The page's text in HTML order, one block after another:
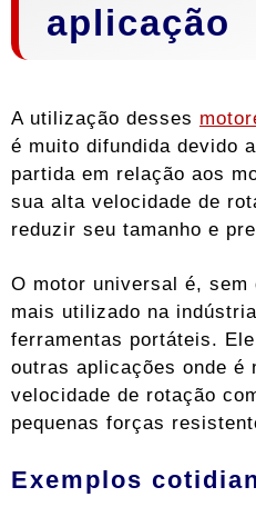
aplicação
A utilização desses
é muito difundida devido
partida em relação aos
sua alta velocidade de
reduzir seu tamanho e
O motor universal é,
mais utilizado na
ferramentas portáteis.
outras aplicações onde é
velocidade de rotação
pequenas forças
Exemplos